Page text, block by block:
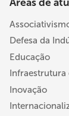
Defesa da
Educação
Infraestrutura
Inovação